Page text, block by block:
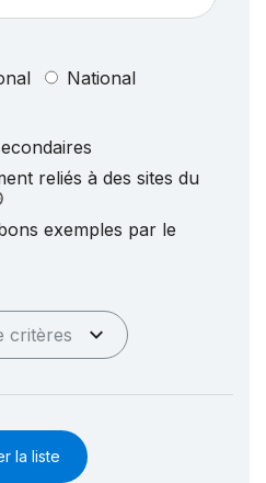
National
reliés à des sites du
exemples par le
critères
la liste